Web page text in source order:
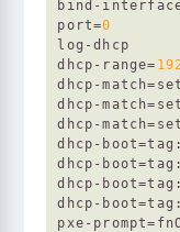
port=0
dhcp-range=
dhcp-match
dhcp-match
dhcp-match
dhcp-boot
dhcp-boot
dhcp-boot
dhcp-boot
pxe-prompt